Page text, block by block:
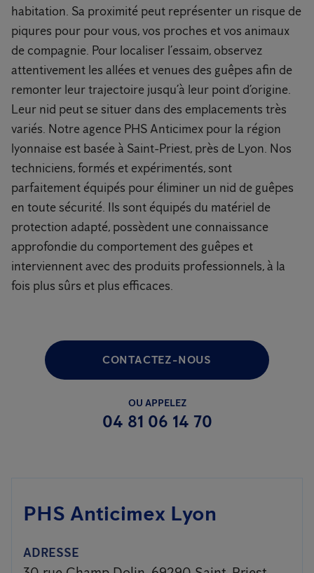
habitation. Sa proximité peut représenter un risque de
piqures pour pour vous, vos proches et vos animaux
de compagnie. Pour localiser l’essaim, observez
attentivement les allées et venues des guêpes afin de
remonter leur trajectoire jusqu’à leur point d’origine.
Leur nid peut se situer dans des emplacements très
variés. Notre agence PHS Anticimex pour la région
lyonnaise est basée à Saint-Priest, près de Lyon. Nos
techniciens, formés et expérimentés, sont
parfaitement équipés pour éliminer un nid de guêpes
en toute sécurité. Ils sont équipés du matériel de
protection adapté, possèdent une connaissance
approfondie du comportement des guêpes et
interviennent avec des produits professionnels, à la
fois plus sûrs et plus efficaces.
CONTACTEZ-NOUS
OU APPELEZ
04 81 06 14 70
PHS Anticimex Lyon
ADRESSE